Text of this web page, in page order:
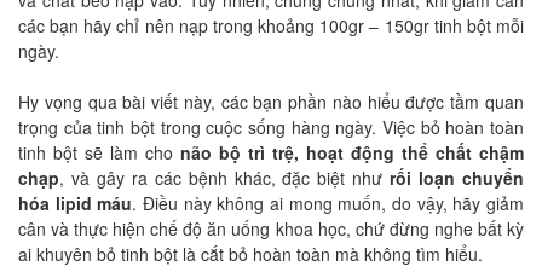
các bạn hãy chỉ nên nạp trong khoảng 100gr – 150gr tinh bột mỗi
ngày.
Hy vọng qua bài viết này, các bạn phần nào hiểu được tầm quan
trọng của tinh bột trong cuộc sống hàng ngày. Việc bỏ hoàn toàn
tinh bột sẽ làm cho não bộ trì trệ, hoạt động thể chất chậm
chạp, và gây ra các bệnh khác, đặc biệt như rối loạn chuyển
hóa lipid máu. Điều này không ai mong muốn, do vậy, hãy giảm
cân và thực hiện chế độ ăn uống khoa học, chứ đừng nghe bất kỳ
ai khuyên bỏ tinh bột là cắt bỏ hoàn toàn mà không tìm hiểu.